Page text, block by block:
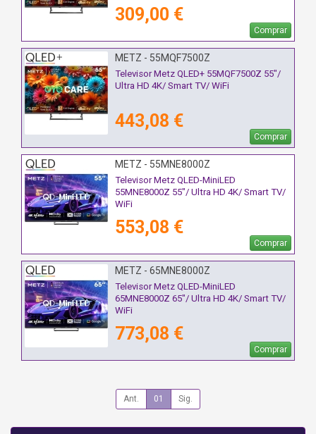
309,00 €
Comprar
METZ - 55MQF7500Z
Televisor Metz QLED+ 55MQF7500Z 55"/
Ultra HD 4K/ Smart TV/ WiFi
443,08 €
Comprar
METZ - 55MNE8000Z
Televisor Metz QLED-MiniLED
55MNE8000Z 55"/ Ultra HD 4K/ Smart TV/
WiFi
553,08 €
Comprar
METZ - 65MNE8000Z
Televisor Metz QLED-MiniLED
65MNE8000Z 65"/ Ultra HD 4K/ Smart TV/
WiFi
773,08 €
Comprar
Ant. 01 Sig.